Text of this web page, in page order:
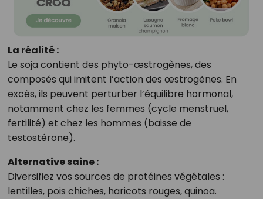
La réalité :
Le soja contient des phyto-œstrogènes, des
composés qui imitent l’action des œstrogènes. En
excès, ils peuvent perturber l’équilibre hormonal,
notamment chez les femmes (cycle menstruel,
fertilité) et chez les hommes (baisse de
testostérone).
Alternative saine :
Diversifiez vos sources de protéines végétales :
lentilles, pois chiches, haricots rouges, quinoa.